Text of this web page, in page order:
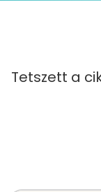
Tetszett a